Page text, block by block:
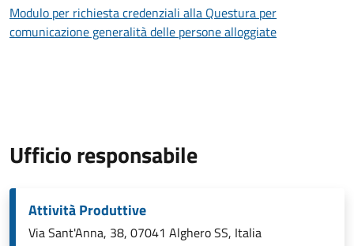
Modulo per richiesta credenziali alla Questura per
comunicazione generalità delle persone alloggiate
Ufficio responsabile
Attività Produttive
Via Sant'Anna, 38, 07041 Alghero SS, Italia